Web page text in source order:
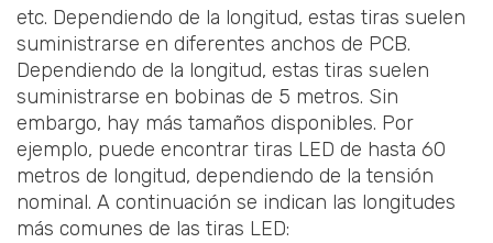
etc. Dependiendo de la longitud, estas tiras suelen
suministrarse en diferentes anchos de PCB.
Dependiendo de la longitud, estas tiras suelen
suministrarse en bobinas de 5 metros. Sin
embargo, hay más tamaños disponibles. Por
ejemplo, puede encontrar tiras LED de hasta 60
metros de longitud, dependiendo de la tensión
nominal. A continuación se indican las longitudes
más comunes de las tiras LED: